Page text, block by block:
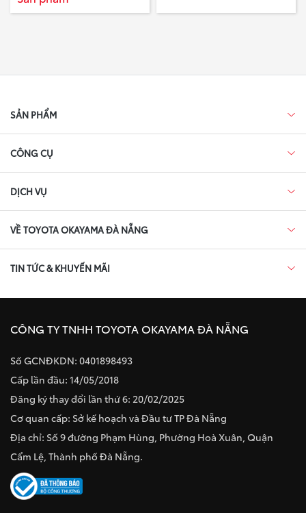
Cruiser 300”
PHẢI TRÊN XE CAMRY
SẢN PHẨM
CÔNG CỤ
DỊCH VỤ
VỀ TOYOTA OKAYAMA ĐÀ NẴNG
TIN TỨC & KHUYẾN MÃI
CÔNG TY TNHH TOYOTA OKAYAMA ĐÀ NẴNG
Số GCNĐKDN: 0401898493
Cấp lần đầu: 14/05/2018
Đăng ký thay đổi lần thứ 6: 20/02/2025
Cơ quan cấp: Sở kế hoạch và Đầu tư TP Đà Nẵng
Địa chỉ: Số 9 đường Phạm Hùng, Phường Hoà Xuân, Quận
Cẩm Lệ, Thành phố Đà Nẵng.